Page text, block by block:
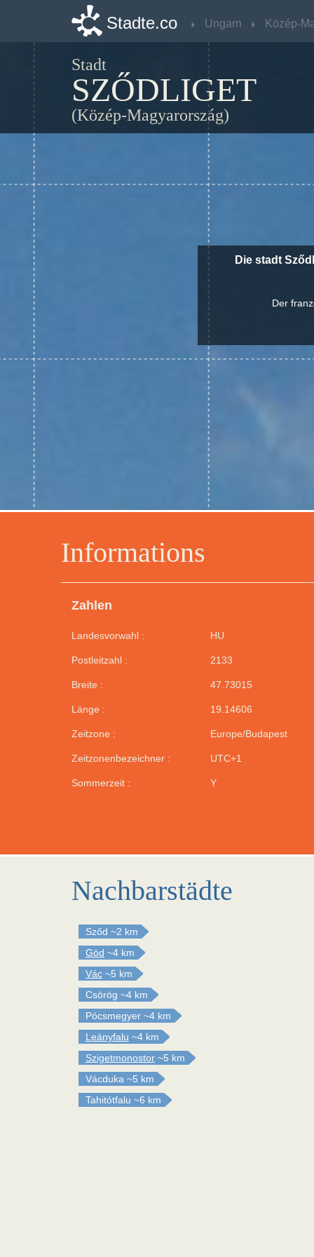
Stadte.co Ungarn
Stadt
SZŐDLIGET
(Közép-Magyarország)
Informations
Zahlen
Landesvorwahl : HU
Postleitzahl : 2133
Breite : 47.73015
Länge : 19.14606
Zeitzone : Europe/Budapest
Zeitzonenbezeichner : UTC+1
Sommerzeit : Y
Die stadt
Der
Nachbarstädte
Sződ ~2 km
Göd ~4 km
Vác ~5 km
Csörög ~4 km
Pócsmegyer ~4 km
Leányfalu ~4 km
Szigetmonostor ~5 km
Vácduka ~5 km
Tahitótfalu ~6 km
Stadte.co Ungarn